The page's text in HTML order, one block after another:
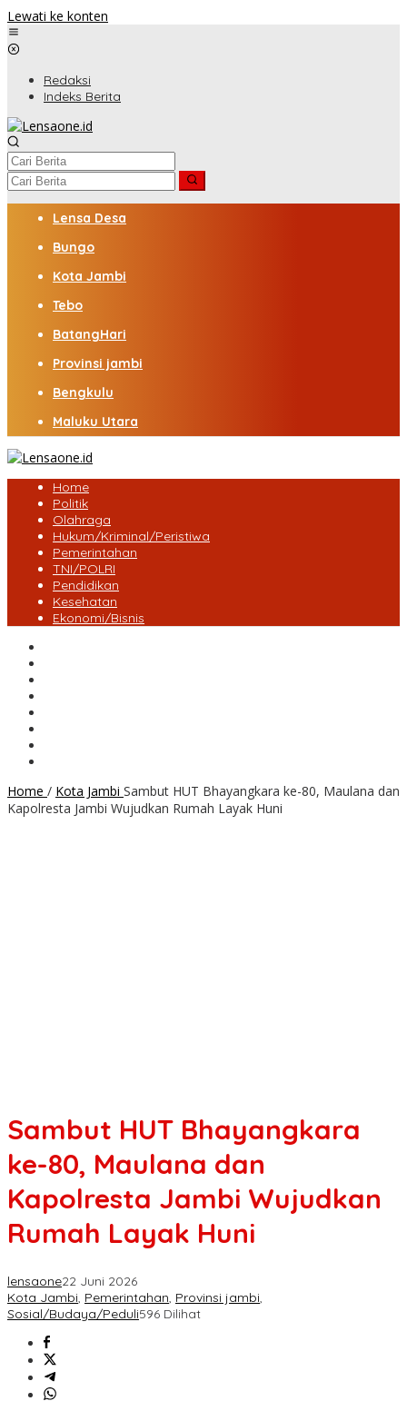
Lewati ke konten
Redaksi
Indeks Berita
Lensa Desa
Bungo
Kota Jambi
Tebo
BatangHari
Provinsi jambi
Bengkulu
Maluku Utara
Home
Politik
Olahraga
Hukum/Kriminal/Peristiwa
Pemerintahan
TNI/POLRI
Pendidikan
Kesehatan
Ekonomi/Bisnis
Home / Kota Jambi Sambut HUT Bhayangkara ke-80, Maulana dan
Kapolresta Jambi Wujudkan Rumah Layak Huni
Sambut HUT Bhayangkara
ke-80, Maulana dan
Kapolresta Jambi Wujudkan
Rumah Layak Huni
lensaone22 Juni 2026
Kota Jambi, Pemerintahan, Provinsi jambi,
Sosial/Budaya/Peduli596 Dilihat